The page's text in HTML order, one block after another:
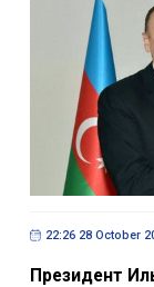
22:26 28 October
Президент